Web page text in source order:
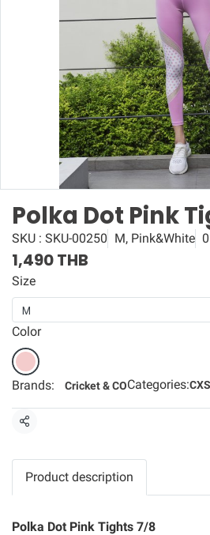
Polka Dot Pink
SKU : SKU-00250 M, Pink&White
1,490 THB
Size
M
Color
Brands: Cricket & COCategories:
Share
Product description
Polka Dot Pink Tights 7/8